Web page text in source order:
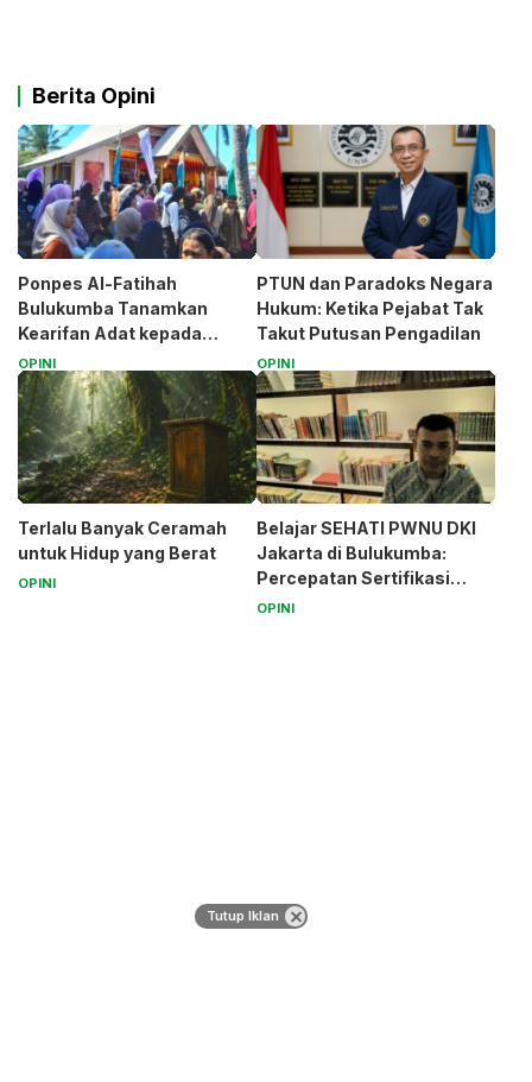
Berita Opini
Ponpes Al-Fatihah
Bulukumba Tanamkan
Kearifan Adat kepada
Santri (Bagian 1)
OPINI
PTUN dan Paradoks Negara
Hukum: Ketika Pejabat Tak
Takut Putusan Pengadilan
OPINI
Terlalu Banyak Ceramah
untuk Hidup yang Berat
OPINI
Belajar SEHATI PWNU DKI
Jakarta di Bulukumba:
Percepatan Sertifikasi
Halal Bagi UMK
OPINI
Tutup Iklan